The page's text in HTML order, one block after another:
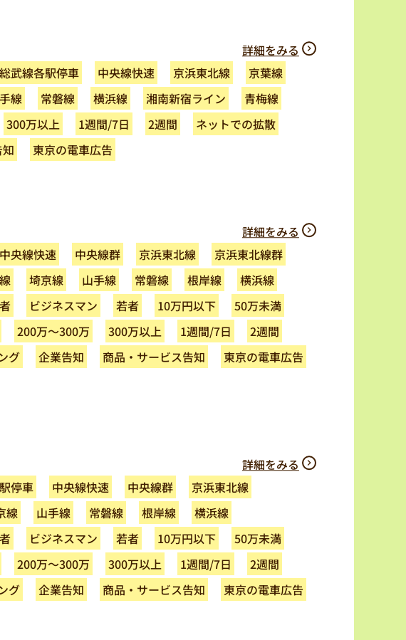
詳細をみる
武線各駅停車 中央線快速 京浜東北線 京葉線
線 常磐線 横浜線 湘南新宿ライン
青梅線
300万以上 1週間/7日 2週間 ネットでの拡散
東京の電車広告
詳細をみる
中央線快速 中央線群 京浜東北線 京浜東北線群
埼京線 山手線 常磐線 根岸線 横浜線
ビジネスマン 若者 10万円以下 50万未満
200万～300万 300万以上 1週間/7日 2週間
グ 企業告知 商品・サービス告知
東京の電車広告
詳細をみる
停車 中央線快速 中央線群 京浜東北線
線 山手線 常磐線 根岸線 横浜線
ビジネスマン 若者 10万円以下 50万未満
200万～300万 300万以上 1週間/7日 2週間
グ 企業告知 商品・サービス告知 東京の電車広告